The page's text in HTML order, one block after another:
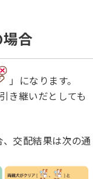
合
」になります。
き継いだとしても
交配結果は次の通